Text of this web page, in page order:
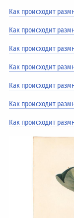
Как происходит
Как происходит
Как происходит
Как происходит
Как происходит
Как происходит
Как происходит